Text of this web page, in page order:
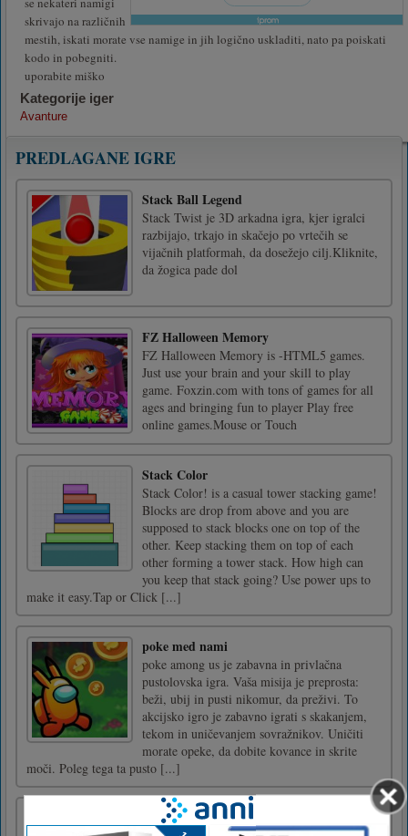
skrivajo na različnih
mestih, iskati morate vse namige in jih logično uskladiti, nato pa poiskati
kodo in pobegniti.
uporabite miško
Kategorije iger
Avanture
PREDLAGANE IGRE
Stack Ball Legend
Stack Twist je 3D arkadna igra, kjer igralci
razbijajo, trkajo in skačejo po vrtečih se
vijačnih platformah, da dosežejo cilj.Kliknite,
da žogica pade dol
FZ Halloween Memory
FZ Halloween Memory is -HTML5 games.
Just use your brain and your skill to play
game. Foxzin.com with tons of games for all
ages and bringing fun to player Play free
online games.Mouse or Touch
Stack Color
Stack Color! is a casual tower stacking game!
Blocks are drop from above and you are
supposed to stack blocks one on top of the
other. Keep stacking them on top of each
other forming a tower stack. How high can
you keep that stack going? Use power ups to
make it easy.Tap or Click [...]
poke med nami
poke among us je zabavna in privlačna
pustolovska igra. Vaša misija je preprosta:
beži, ubij in pusti nikomur, da preživi. To
akcijsko igro je zabavno igrati s skakanjem,
tekom in uničevanjem sovražnikov. Uničiti
morate opeke, da dobite kovance in skrite
moči. Poleg tega ta pusto [...]
Ujemanje velikonočnega jajca